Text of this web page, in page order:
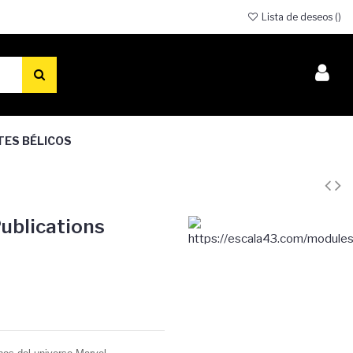
Lista de deseos ()
BÉLICOS